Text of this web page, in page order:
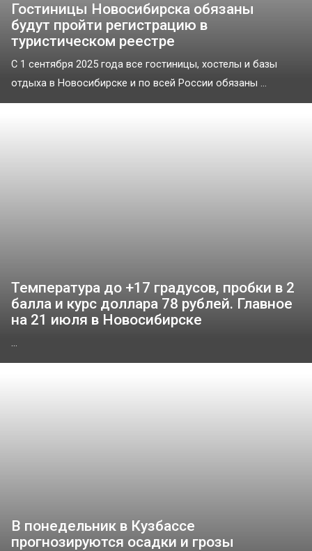
Гостиницы Новосибирска обязаны
будут пройти регистрацию в
туристическом реестре
С 1 сентября 2025 года все гостиницы, хостелы и базы
отдыха в Новосибирске и по всей России обязаны ...
Температура до +17 градусов, пробки в 2
балла и курс доллара 78 рублей. Главное
на 21 июля в Новосибирске
...
В понедельник в Кузбассе
прогнозируются осадки и грозы